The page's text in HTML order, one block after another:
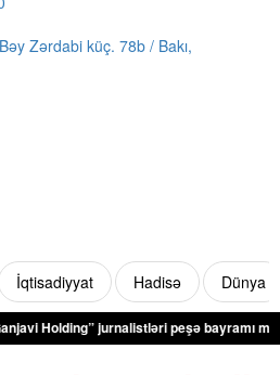
Zərdabi küç. 78b / Bakı,
İqtisadiyyat Hadisə Dünya
jurnalistləri peşə bayramı